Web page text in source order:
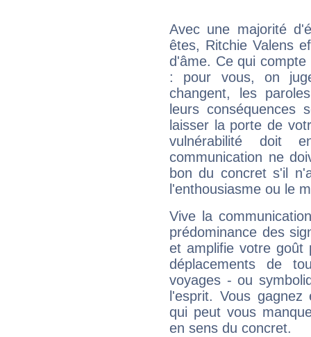
Avec une majorité
êtes, Ritchie Valens
d'âme. Ce qui
: pour vous, on
changent, les
leurs conséquences
laisser la porte de
vulnérabilité doit
communication ne
bon du concret s'il
l'enthousiasme ou le
Vive la
prédominance des
et amplifie votre goût
déplacements de
voyages - ou
l'esprit. Vous
qui peut vous
en sens du concret.